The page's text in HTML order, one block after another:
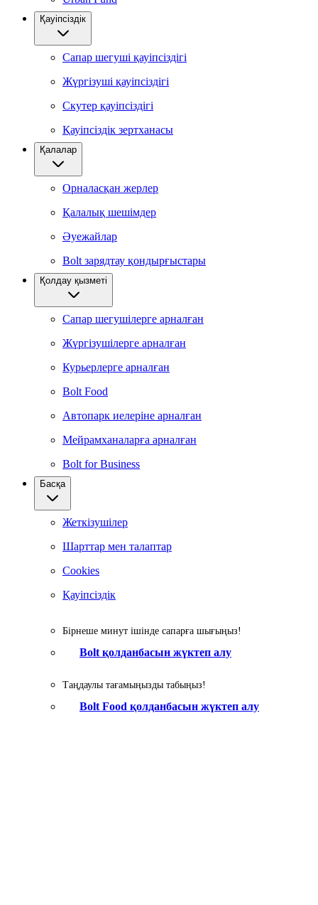
Қауіпсіздік
Сапар шегуші қауіпсіздігі
Жүргізуші қауіпсіздігі
Скутер қауіпсіздігі
Қауіпсіздік зертханасы
Қалалар
Орналасқан жерлер
Қалалық шешімдер
Әуежайлар
Bolt зарядтау қондырғыстары
Қолдау қызметі
Сапар шегушілерге арналған
Жүргізушілерге арналған
Курьерлерге арналған
Bolt Food
Автопарк иелеріне арналған
Мейрамханаларға арналған
Bolt for Business
Басқа
Жеткізушілер
Шарттар мен талаптар
Cookies
Қауіпсіздік
Бірнеше минут ішінде сапарға шығыңыз!
Bolt қолданбасын жүктеп алу
Таңдаулы тағамыңызды табыңыз!
Bolt Food қолданбасын жүктеп алу